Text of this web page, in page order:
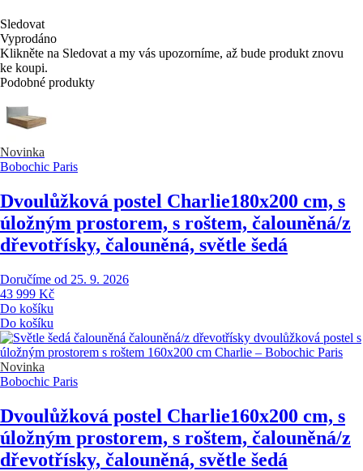
Sledovat
Vyprodáno
Klikněte na Sledovat a my vás upozorníme, až bude produkt znovu
ke koupi.
Podobné produkty
Novinka
Bobochic Paris
Dvoulůžková postel Charlie180x200 cm, s
úložným prostorem, s roštem, čalouněná/z
dřevotřísky, čalouněná, světle šedá
Doručíme od 25. 9. 2026
43 999 Kč
Do košíku
Do košíku
Novinka
Bobochic Paris
Dvoulůžková postel Charlie160x200 cm, s
úložným prostorem, s roštem, čalouněná/z
dřevotřísky, čalouněná, světle šedá